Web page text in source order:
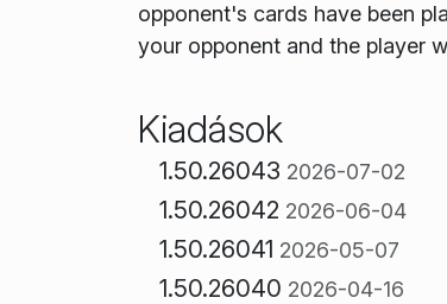
opponent's cards have been
your opponent and the player
Kiadások
1.50.26043 2026-07-02
1.50.26042 2026-06-04
1.50.26041 2026-05-07
1.50.26040 2026-04-16